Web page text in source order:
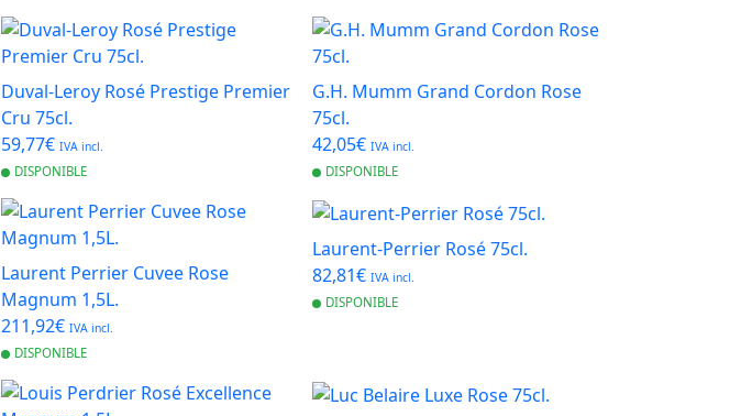
Duval-Leroy Rosé Prestige Premier
Cru 75cl.
59,77€IVA incl.
DISPONIBLE
G.H. Mumm Grand Cordon Rose
75cl.
42,05€ IVA incl.
DISPONIBLE
Laurent Perrier Cuvee Rose
Magnum 1,5L.
211,92€IVA incl.
DISPONIBLE
Laurent-Perrier Rosé 75cl.
82,81€ IVA incl.
DISPONIBLE